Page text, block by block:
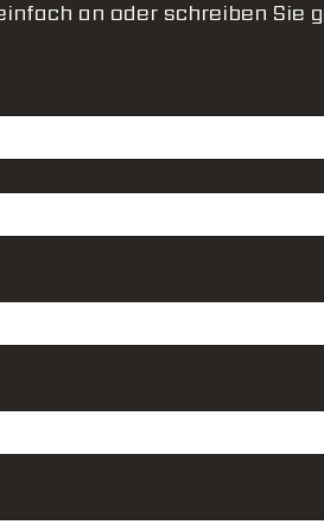
an oder schreiben Sie